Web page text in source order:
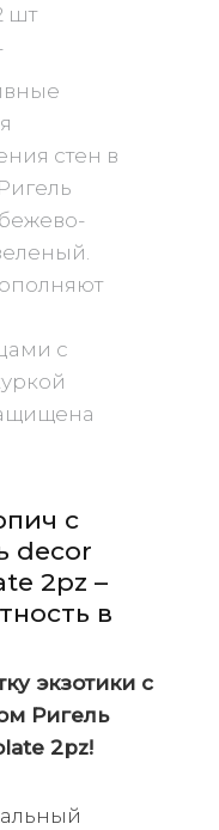
шт
стен в
с
с
decor
2pz –
в
экзотики с
Ригель
2pz!